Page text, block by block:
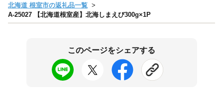
北海道 根室市の返礼品一覧
A-25027 【北海道根室産】北海しまえび300g×1P
このページをシェアする